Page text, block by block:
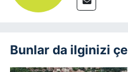
Bunlar da ilginizi